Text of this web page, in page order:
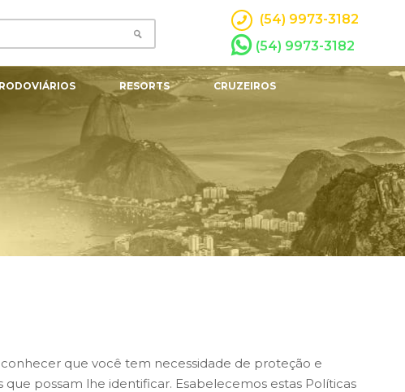
(54) 9973-3182
(54) 9973-3182
RODOVIÁRIOS RESORTS CRUZEIROS
que você tem necessidade de proteção e
possam lhe identificar. Esabelecemos estas Políticas